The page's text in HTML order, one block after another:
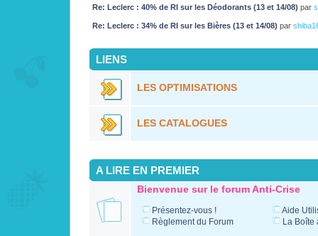
Re: Leclerc : 40% de RI sur les Déodorants (13 et 14/08) par
Re: Leclerc : 34% de RI sur les Bières (13 et 14/08) par
LIENS
LES OPTIMISATIONS
LES CATALOGUES
A LIRE EN PREMIER
Bienvenue sur le forum Anti-Crise
Présentez-vous !
Règlement du Forum
Aide
La Boîte